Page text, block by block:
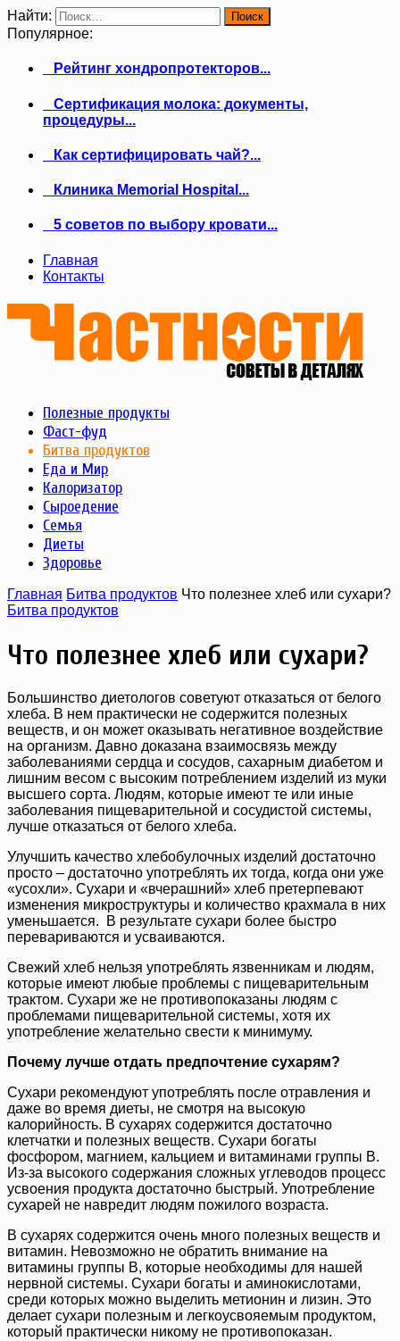
Найти:
Популярное:
Рейтинг хондропротекторов...
Сертификация молока: документы,
процедуры...
Как сертифицировать чай?...
Клиника Memorial Hospital...
5 советов по выбору кровати...
Главная
Контакты
Полезные продукты
Фаст-фуд
Битва продуктов
Еда и Мир
Калоризатор
Сыроедение
Семья
Диеты
Здоровье
Главная Битва продуктов Что полезнее хлеб или сухари?
Битва продуктов
Что полезнее хлеб или сухари?
Большинство диетологов советуют отказаться от белого
хлеба. В нем практически не содержится полезных
веществ, и он может оказывать негативное воздействие
на организм. Давно доказана взаимосвязь между
заболеваниями сердца и сосудов, сахарным диабетом и
лишним весом с высоким потреблением изделий из муки
высшего сорта. Людям, которые имеют те или иные
заболевания пищеварительной и сосудистой системы,
лучше отказаться от белого хлеба.
Улучшить качество хлебобулочных изделий достаточно
просто – достаточно употреблять их тогда, когда они уже
«усохли». Сухари и «вчерашний» хлеб претерпевают
изменения микроструктуры и количество крахмала в них
уменьшается. В результате сухари более быстро
перевариваются и усваиваются.
Свежий хлеб нельзя употреблять язвенникам и людям,
которые имеют любые проблемы с пищеварительным
трактом. Сухари же не противопоказаны людям с
проблемами пищеварительной системы, хотя их
употребление желательно свести к минимуму.
Почему лучше отдать предпочтение сухарям?
Сухари рекомендуют употреблять после отравления и
даже во время диеты, не смотря на высокую
калорийность. В сухарях содержится достаточно
клетчатки и полезных веществ. Сухари богаты
фосфором, магнием, кальцием и витаминами группы В.
Из-за высокого содержания сложных углеводов процесс
усвоения продукта достаточно быстрый. Употребление
сухарей не навредит людям пожилого возраста.
В сухарях содержится очень много полезных веществ и
витамин. Невозможно не обратить внимание на
витамины группы В, которые необходимы для нашей
нервной системы. Сухари богаты и аминокислотами,
среди которых можно выделить метионин и лизин. Это
делает сухари полезным и легкоусвояемым продуктом,
который практически никому не противопоказан.